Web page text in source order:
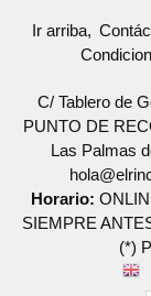
Ir arriba
C/ Tablero de
PUNTO DE
Las Palmas
Horario:
SIEMPRE
(*)